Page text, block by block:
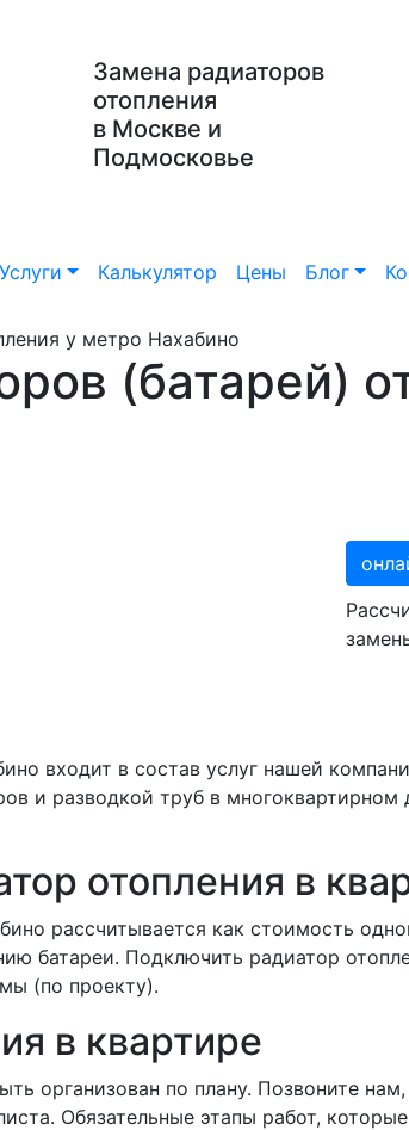
Замена радиаторов
отопления
в Москве и
Подмосковье
Услуги Калькулятор Цены Блог
у метро Нахабино
(батарей)
входит в состав услуг нашей
и разводкой труб в многоквартирном
отопления в
рассчитывается как стоимость
батареи. Подключить радиатор
(по проекту).
в квартире
организован по плану. Позвоните
Обязательные этапы работ,